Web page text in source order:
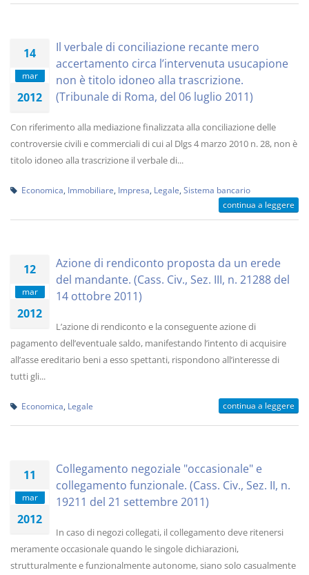
14
mar
2012
Il verbale di conciliazione recante mero
accertamento circa l’intervenuta usucapione
non è titolo idoneo alla trascrizione.
(Tribunale di Roma, del 06 luglio 2011)
Con riferimento alla mediazione finalizzata alla conciliazione delle
controversie civili e commerciali di cui al Dlgs 4 marzo 2010 n. 28, non è
titolo idoneo alla trascrizione il verbale di...
Economica Immobiliare Impresa Legale Sistema bancario
continua a leggere
12
mar
2012
Azione di rendiconto proposta da un erede
del mandante. (Cass. Civ., Sez. III, n. 21288 del
14 ottobre 2011)
L’azione di rendiconto e la conseguente azione di
pagamento dell’eventuale saldo, manifestando l’intento di acquisire
all’asse ereditario beni a esso spettanti, rispondono all’interesse di
tutti gli...
Economica Legale continua a leggere
11
mar
2012
Collegamento negoziale "occasionale" e
collegamento funzionale. (Cass. Civ., Sez. II, n.
19211 del 21 settembre 2011)
In caso di negozi collegati, il collegamento deve ritenersi
meramente occasionale quando le singole dichiarazioni,
strutturalmente e funzionalmente autonome, siano solo casualmente